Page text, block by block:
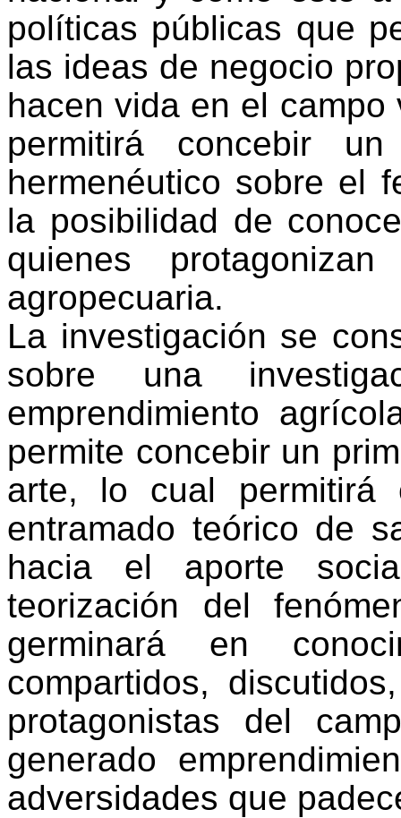
políticas públicas que
las ideas de negocio
hacen vida en el
permitirá concebir
hermenéutico sobre el
la posibilidad de
quienes
agropecuaria.
La investigación se
sobre una
emprendimiento
permite concebir un
arte, lo cual permitirá
entramado teórico de
hacia el aporte
teorización del
germinará en
compartidos,
protagonistas del
generado
adversidades que